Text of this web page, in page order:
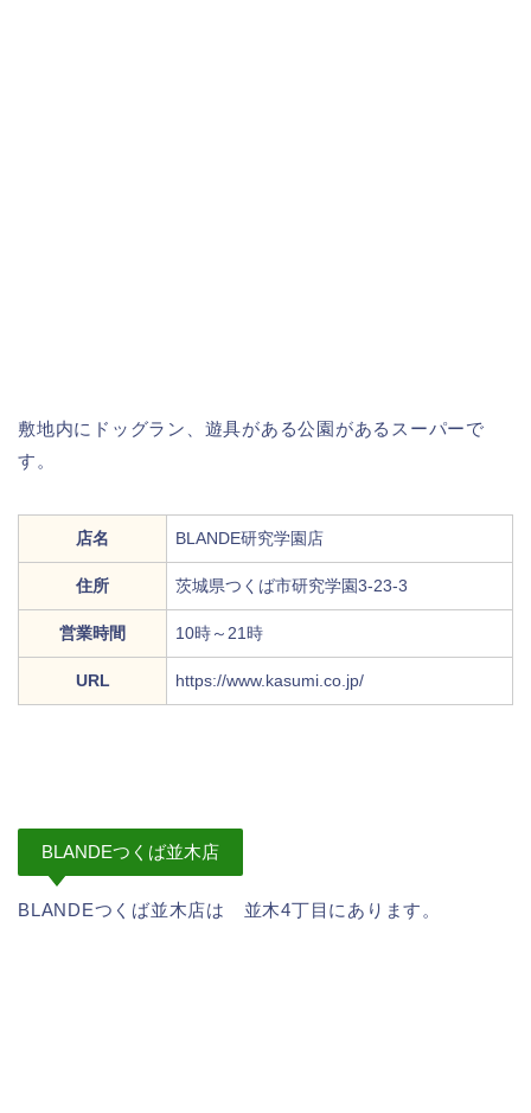
敷地内にドッグラン、遊具がある公園があるスーパーで
す。
店名 BLANDE研究学園店
住所 茨城県つくば市研究学園3-23-3
営業時間 10時～21時
URL https://www.kasumi.co.jp/
BLANDEつくば並木店
BLANDEつくば並木店は 並木4丁目にあります。